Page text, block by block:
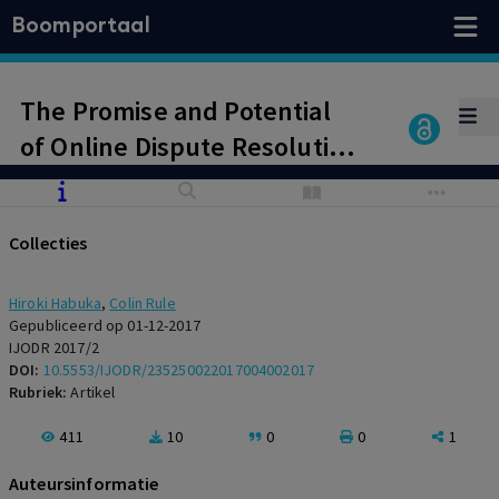
Boomportaal
The Promise and Potential
of Online Dispute Resolution
in Japan
Collecties
Hiroki Habuka, Colin Rule
Gepubliceerd op 01-12-2017
IJODR 2017/2
DOI: 10.5553/IJODR/235250022017004002017
Rubriek:Artikel
411 10 0 0 1
Auteursinformatie